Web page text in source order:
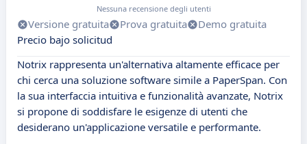
Nessuna recensione degli utenti
Versione gratuita Prova gratuita
Demo gratuita
Precio bajo solicitud
Notrix rappresenta un'alternativa altamente efficace per
chi cerca una soluzione software simile a PaperSpan. Con
la sua interfaccia intuitiva e funzionalità avanzate, Notrix
si propone di soddisfare le esigenze di utenti che
desiderano un'applicazione versatile e performante.